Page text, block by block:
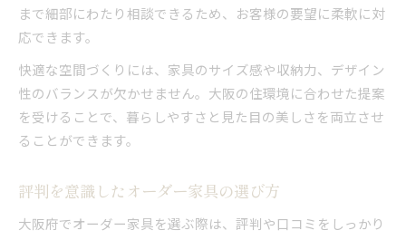
まで細部にわたり相談できるため、お客様の要望に柔軟に対
応できます。
快適な空間づくりには、家具のサイズ感や収納力、デザイン
性のバランスが欠かせません。大阪の住環境に合わせた提案
を受けることで、暮らしやすさと見た目の美しさを両立させ
ることができます。
評判を意識したオーダー家具の選び方
大阪府でオーダー家具を選ぶ際は、評判や口コミをしっかり